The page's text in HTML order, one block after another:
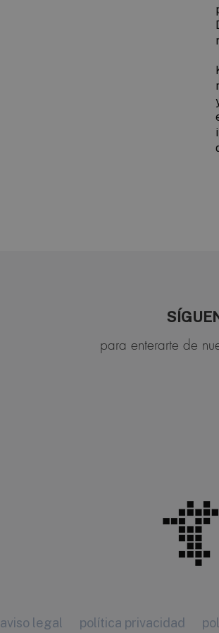
para enterarte de
aviso legal política privacidad